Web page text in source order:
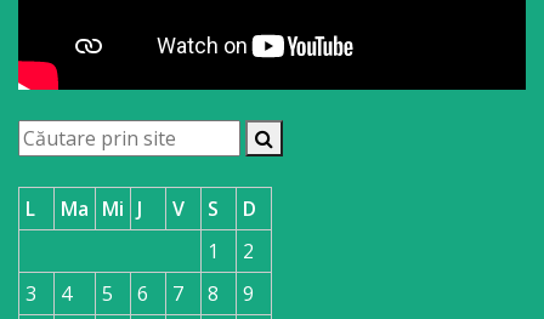
L Ma Mi J V S
D
1
2
3
4 5 6 7 8
9